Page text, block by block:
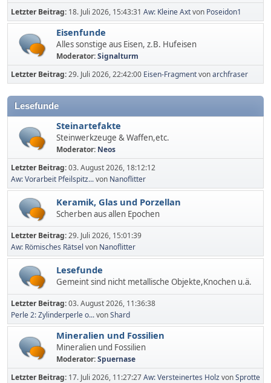
Letzter Beitrag: 18. Juli 2026, 15:43:31 Aw: Kleine Axtvon Poseidon1
Eisenfunde
Alles sonstige aus Eisen, z.B. Hufeisen
Moderator:Signalturm
Letzter Beitrag:29. Juli 2026, 22:42:00 Eisen-Fragmentvonarchfraser
Lesefunde
Steinartefakte
Steinwerkzeuge & Waffen,etc.
Moderator: Neos
Letzter Beitrag:03. August 2026, 18:12:12
Aw: Vorarbeit Pfeilspitz...von Nanoflitter
Keramik, Glas und Porzellan
Scherben aus allen Epochen
Letzter Beitrag:29. Juli 2026, 15:01:39
Aw: Römisches Rätsel von Nanoflitter
Lesefunde
Gemeint sind nicht metallische Objekte,Knochen u.ä.
Letzter Beitrag:03. August 2026, 11:36:38
Perle 2: Zylinderperle o...vonShard
Mineralien und Fossilien
Mineralien und Fossilien
Moderator:Spuernase
Letzter Beitrag: 17. Juli 2026, 11:27:27Aw: Versteinertes HolzvonSprotte